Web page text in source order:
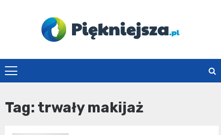
piekniejsza.pl
Tag: trwały makijaż